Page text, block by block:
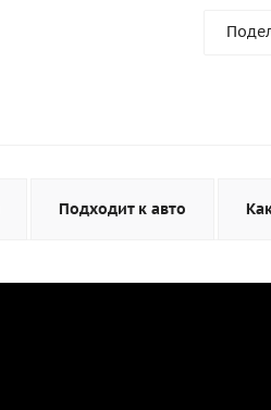
Подходит к авто